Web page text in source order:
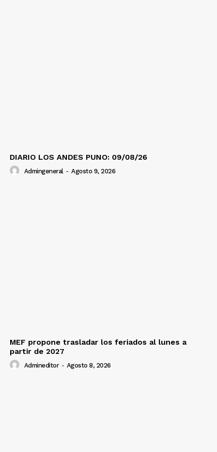
DIARIO LOS ANDES PUNO: 09/08/26
Admingeneral - Agosto 9, 2026
MEF propone trasladar los feriados al lunes a
partir de 2027
Admineditor - Agosto 8, 2026